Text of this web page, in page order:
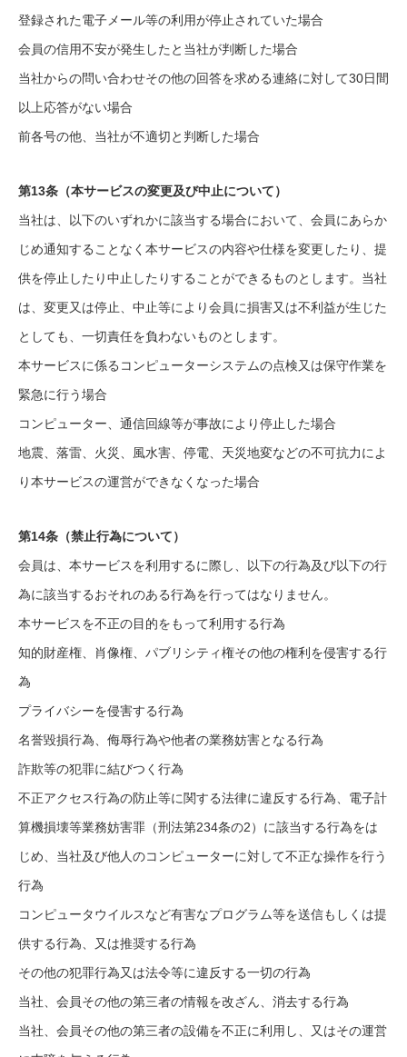
登録された電子メール等の利用が停止されていた場合
会員の信用不安が発生したと当社が判断した場合
当社からの問い合わせその他の回答を求める連絡に対して30日間
以上応答がない場合
前各号の他、当社が不適切と判断した場合
第13条（本サービスの変更及び中止について）
当社は、以下のいずれかに該当する場合において、会員にあらか
じめ通知することなく本サービスの内容や仕様を変更したり、提
供を停止したり中止したりすることができるものとします。当社
は、変更又は停止、中止等により会員に損害又は不利益が生じた
としても、一切責任を負わないものとします。
本サービスに係るコンピューターシステムの点検又は保守作業を
緊急に行う場合
コンピューター、通信回線等が事故により停止した場合
地震、落雷、火災、風水害、停電、天災地変などの不可抗力によ
り本サービスの運営ができなくなった場合
第14条（禁止行為について）
会員は、本サービスを利用するに際し、以下の行為及び以下の行
為に該当するおそれのある行為を行ってはなりません。
本サービスを不正の目的をもって利用する行為
知的財産権、肖像権、パブリシティ権その他の権利を侵害する行
為
プライバシーを侵害する行為
名誉毀損行為、侮辱行為や他者の業務妨害となる行為
詐欺等の犯罪に結びつく行為
不正アクセス行為の防止等に関する法律に違反する行為、電子計
算機損壊等業務妨害罪（刑法第234条の2）に該当する行為をは
じめ、当社及び他人のコンピューターに対して不正な操作を行う
行為
コンピュータウイルスなど有害なプログラム等を送信もしくは提
供する行為、又は推奨する行為
その他の犯罪行為又は法令等に違反する一切の行為
当社、会員その他の第三者の情報を改ざん、消去する行為
当社、会員その他の第三者の設備を不正に利用し、又はその運営